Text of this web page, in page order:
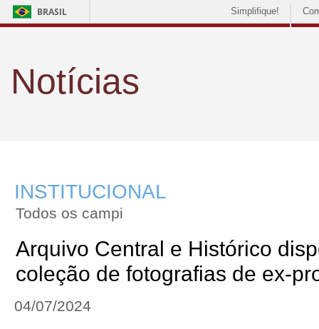
BRASIL Simplifique!
Notícias
INSTITUCIONAL
Todos os campi
Arquivo Central e Histórico
coleção de fotografias de ex-
04/07/2024